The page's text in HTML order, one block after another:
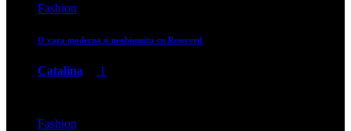
Fashion
O vara moderna si neobisnuita cu Reserved
Catalina 1
Fashion